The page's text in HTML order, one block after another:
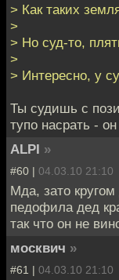
> Как таких
>
> Но суд-то,
>
> Интересно, у
Ты судишь с
тупо насрать - он
ALPI »
#60 | 04.03.10 21:10
Мда, зато
педофила дед
так что он не
москвич »
#61 | 04.03.10 21:10